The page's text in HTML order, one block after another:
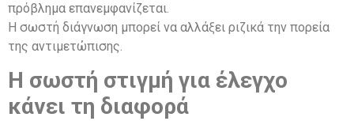
πρόβλημα επανεμφανίζεται.
Η σωστή διάγνωση μπορεί να αλλάξει ριζικά την πορεία
της αντιμετώπισης.
Η σωστή στιγμή για έλεγχο
κάνει τη διαφορά